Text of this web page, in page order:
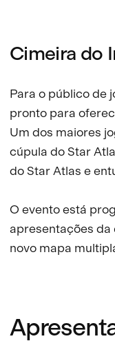
Cimeira do
Para o público de
pronto para
Um dos maiores
cúpula do Star
do Star Atlas e
O evento está
apresentações da
novo mapa